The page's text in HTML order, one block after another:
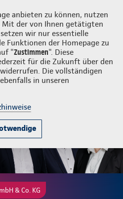
anbieten zu können, nutzen
Mit der von Ihnen getätigten
wir nur essentielle
Funktionen der Homepage zu
"Zustimmen". Diese
für die Zukunft über den
widerrufen. Die vollständigen
in unseren
Login
Wissenswertes Beratung &
& Co. KG